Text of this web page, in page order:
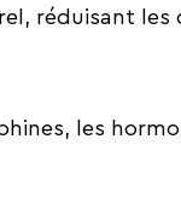
réduisant les
les